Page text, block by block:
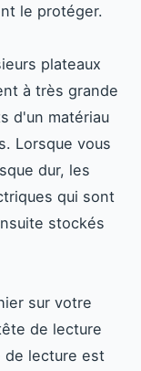
le protéger.
plateaux
à très grande
d'un matériau
Lorsque vous
dur, les
qui sont
stockés
sur votre
de lecture
de lecture est